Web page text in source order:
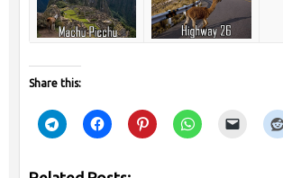
Share this: